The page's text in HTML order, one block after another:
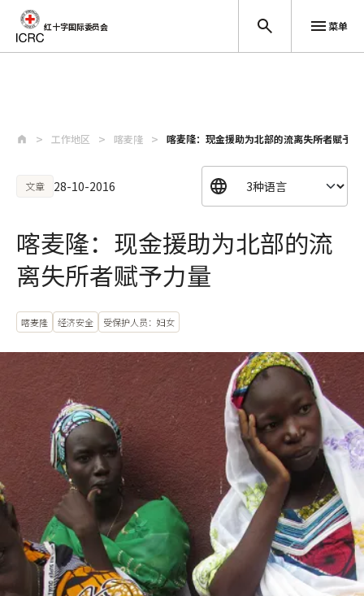
红十字国际委员会 菜单
工作地区 喀麦隆 喀麦隆：现金援助为北部的流离失所者赋予力
文章 28-10-2016
喀麦隆：现金援助为北部的流
离失所者赋予力量
喀麦隆 经济安全 受保护人员：妇女